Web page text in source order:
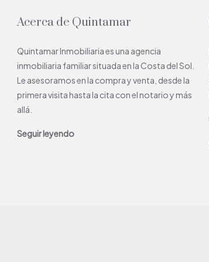
Acerca de Quintamar
Quintamar Inmobiliaria es una agencia
inmobiliaria familiar situada en la Costa del Sol.
Le asesoramos en la compra y venta, desde la
primera visita hasta la cita con el notario y más
allá.
Seguir leyendo